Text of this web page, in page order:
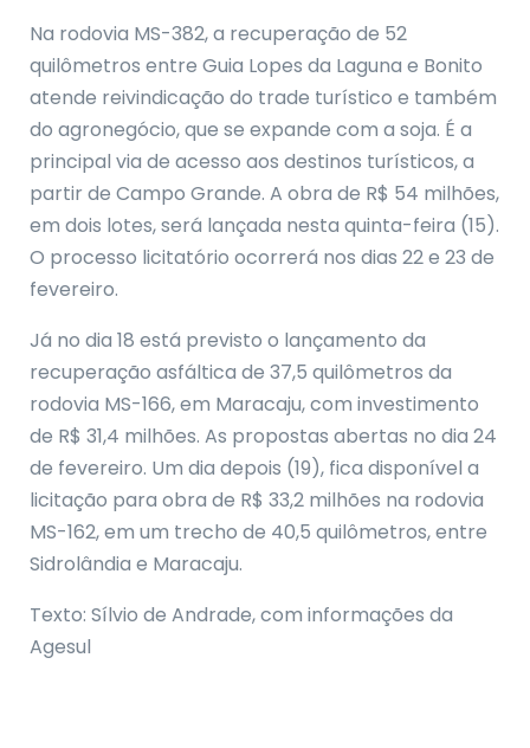
Na rodovia MS-382, a recuperação de 52
quilômetros entre Guia Lopes da Laguna e Bonito
atende reivindicação do trade turístico e também
do agronegócio, que se expande com a soja. É a
principal via de acesso aos destinos turísticos, a
partir de Campo Grande. A obra de R$ 54 milhões,
em dois lotes, será lançada nesta quinta-feira (15).
O processo licitatório ocorrerá nos dias 22 e 23 de
fevereiro.
Já no dia 18 está previsto o lançamento da
recuperação asfáltica de 37,5 quilômetros da
rodovia MS-166, em Maracaju, com investimento
de R$ 31,4 milhões. As propostas abertas no dia 24
de fevereiro. Um dia depois (19), fica disponível a
licitação para obra de R$ 33,2 milhões na rodovia
MS-162, em um trecho de 40,5 quilômetros, entre
Sidrolândia e Maracaju.
Texto: Sílvio de Andrade, com informações da
Agesul